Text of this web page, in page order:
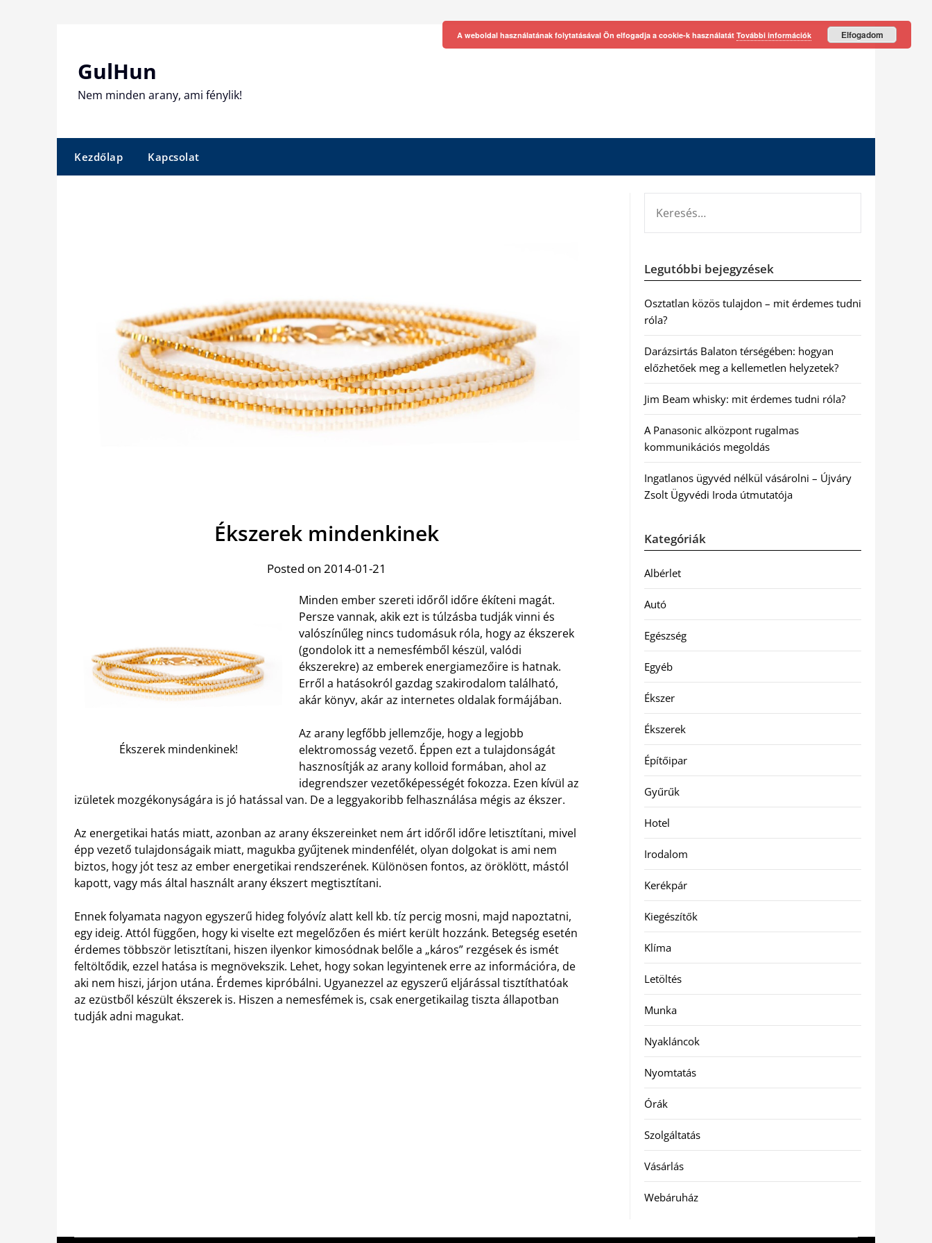
GulHun
Nem minden arany, ami fénylik!
Kezdőlap Kapcsolat
Ékszerek mindenkinek
Posted on 2014-01-21
Ékszerek mindenkinek!
Minden ember szereti időről időre ékíteni magát.
Persze vannak, akik ezt is túlzásba tudják vinni és
valószínűleg nincs tudomásuk róla, hogy az ékszerek
(gondolok itt a nemesfémből készül, valódi
ékszerekre) az emberek energiamezőire is hatnak.
Erről a hatásokról gazdag szakirodalom található,
akár könyv, akár az internetes oldalak formájában.
Az arany legfőbb jellemzője, hogy a legjobb
elektromosság vezető. Éppen ezt a tulajdonságát
hasznosítják az arany kolloid formában, ahol az
idegrendszer vezetőképességét fokozza. Ezen kívül az
izületek mozgékonyságára is jó hatással van. De a leggyakoribb felhasználása mégis az ékszer.
Az energetikai hatás miatt, azonban az arany ékszereinket nem árt időről időre letisztítani, mivel
épp vezető tulajdonságaik miatt, magukba gyűjtenek mindenfélét, olyan dolgokat is ami nem
biztos, hogy jót tesz az ember energetikai rendszerének. Különösen fontos, az öröklött, mástól
kapott, vagy más által használt arany ékszert megtisztítani.
Ennek folyamata nagyon egyszerű hideg folyóvíz alatt kell kb. tíz percig mosni, majd napoztatni,
egy ideig. Attól függően, hogy ki viselte ezt megelőzően és miért került hozzánk. Betegség esetén
érdemes többször letisztítani, hiszen ilyenkor kimosódnak belőle a „káros” rezgések és ismét
feltöltődik, ezzel hatása is megnövekszik. Lehet, hogy sokan legyintenek erre az információra, de
aki nem hiszi, járjon utána. Érdemes kipróbálni. Ugyanezzel az egyszerű eljárással tisztíthatóak
az ezüstből készült ékszerek is. Hiszen a nemesfémek is, csak energetikailag tiszta állapotban
tudják adni magukat.
Legutóbbi bejegyzések
Osztatlan közös tulajdon – mit érdemes tudni
róla?
Darázsirtás Balaton térségében: hogyan
előzhetőek meg a kellemetlen helyzetek?
Jim Beam whisky: mit érdemes tudni róla?
A Panasonic alközpont rugalmas
kommunikációs megoldás
Ingatlanos ügyvéd nélkül vásárolni – Újváry
Zsolt Ügyvédi Iroda útmutatója
Kategóriák
Albérlet
Autó
Egészség
Egyéb
Ékszer
Ékszerek
Építőipar
Gyűrűk
Hotel
Irodalom
Kerékpár
Kiegészítők
Klíma
Letöltés
Munka
Nyakláncok
Nyomtatás
Órák
Szolgáltatás
Vásárlás
Webáruház
A weboldal használatának folytatásával Ön elfogadja a cookie-k használatát További információk Elfogadom